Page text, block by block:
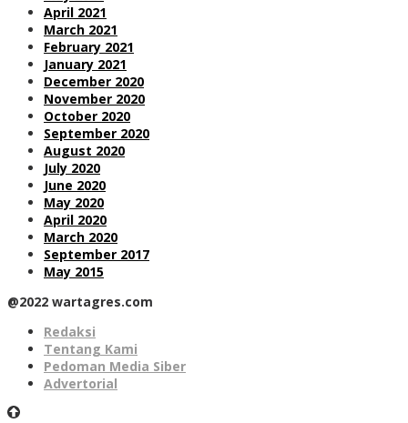
April 2021
March 2021
February 2021
January 2021
December 2020
November 2020
October 2020
September 2020
August 2020
July 2020
June 2020
May 2020
April 2020
March 2020
September 2017
May 2015
@2022 wartagres.com
Redaksi
Tentang Kami
Pedoman Media Siber
Advertorial